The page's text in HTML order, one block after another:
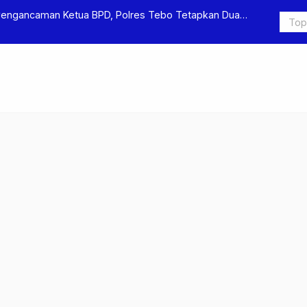
Ketua BPD, Polres Tebo Tetapkan Dua
Polres